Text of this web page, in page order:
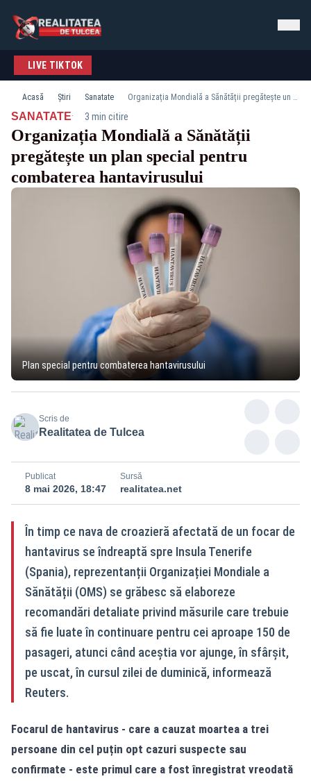
LIVE TIKTOK
Acasă Știri Sanatate Organizația Mondială a Sănătății pregătește un plan special pentru combaterea hantavirusului
SANATATE· 3 min citire
Organizația Mondială a Sănătății
pregătește un plan special pentru
combaterea hantavirusului
Plan special pentru combaterea hantavirusului
Scris de
Realitatea de Tulcea
Publicat
8 mai 2026, 18:47
Sursă
realitatea.net
În timp ce nava de croazieră afectată de un focar de
hantavirus se îndreaptă spre Insula Tenerife
(Spania), reprezentanții Organizației Mondiale a
Sănătății (OMS) se grăbesc să elaboreze
recomandări detaliate privind măsurile care trebuie
să fie luate în continuare pentru cei aproape 150 de
pasageri, atunci când aceștia vor ajunge, în sfârșit,
pe uscat, în cursul zilei de duminică, informează
Reuters.
Focarul de hantavirus - care a cauzat moartea a trei
persoane din cel puțin opt cazuri suspecte sau
confirmate - este primul care a fost înregistrat vreodată